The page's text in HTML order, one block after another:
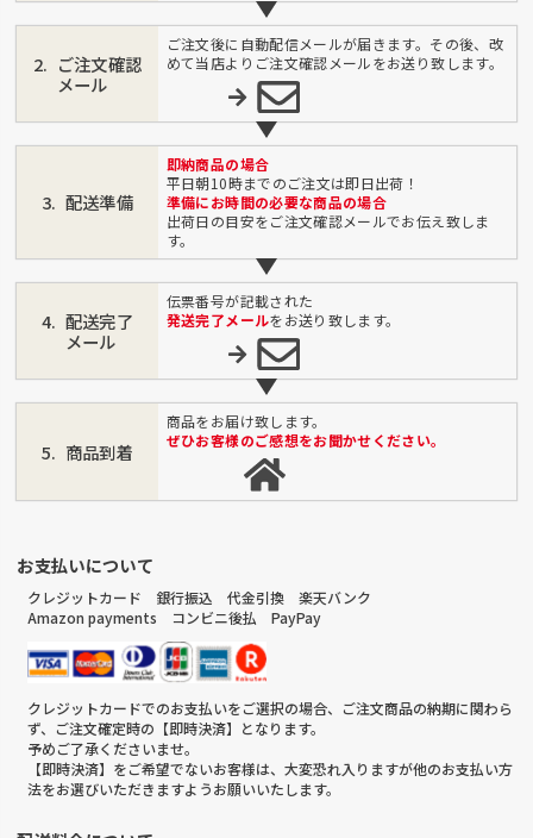
ご注文確認
メール
ご注文後に自動配信メールが届きます。その後、改
めて当店よりご注文確認メールをお送り致します。
配送準備
即納商品の場合
平日朝10時までのご注文は即日出荷！
準備にお時間の必要な商品の場合
出荷日の目安をご注文確認メールでお伝え致しま
す。
配送完了
メール
伝票番号が記載された
発送完了メールをお送り致します。
商品到着
商品をお届け致します。
ぜひお客様のご感想をお聞かせください。
お支払いについて
クレジットカード 銀行振込 代金引換 楽天バンク
Amazon payments コンビニ後払 PayPay
クレジットカードでのお支払いをご選択の場合、ご注文商品の納期に関わら
ず、ご注文確定時の【即時決済】となります。
予めご了承くださいませ。
【即時決済】をご希望でないお客様は、大変恐れ入りますが他のお支払い方
法をお選びいただきますようお願いいたします。